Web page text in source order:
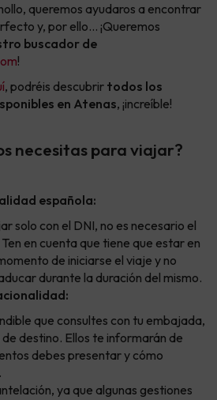
queremos ayudaros a encontrar
y, por ello... ¡Queremos
buscador de
!
, podréis descubrir todos los
en Atenas, ¡increíble!
necesitas para viajar?
española:
solo con el DNI, no es necesario el
en cuenta que tiene que estar en
de iniciarse el viaje y no
durante la duración del mismo.
que consultes con tu embajada,
de destino. Ellos te informarán de
debes presentar y cómo
ya que algunas gestiones